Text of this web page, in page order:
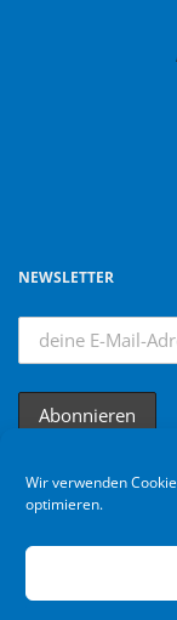
Wir verwenden
optimieren.
NEWSLETTER